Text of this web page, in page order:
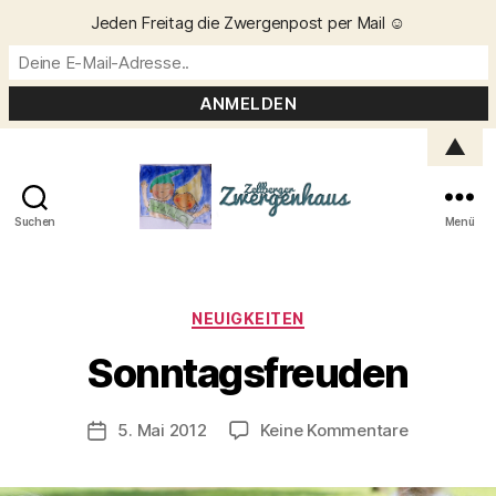
Suchen Menü
Kategorien
NEUIGKEITEN
Sonntagsfreuden
Beitragsautor
V
n
C
ri
Veröffentlichungsdatum
5. Mai 2012 Keine Kommentarezu
Jeden Freitag die Zwergenpost per Mail ☺️
▲